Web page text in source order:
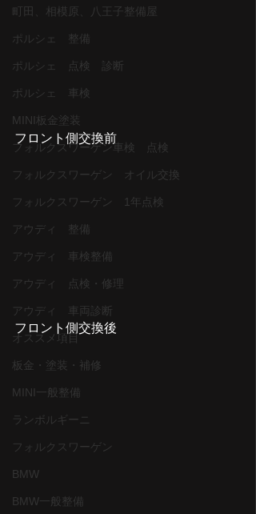
町田、相模原、八王子整備屋
ポルシェ 整備
ポルシェ 点検 診断
ポルシェ 車検
MINI板金塗装
フォルクスワーゲン車検 点検
フォルクスワーゲン オイル交換
フォルクスワーゲン 1年点検
アウディ 整備
アウディ 車検整備
アウディ 点検・修理
アウディ 車両診断
オススメ項目
板金・塗装・補修
MINI一般整備
ランボルギーニ
フォルクスワーゲン
BMW
BMW一般整備
フロント側交換前
フロント側交換後